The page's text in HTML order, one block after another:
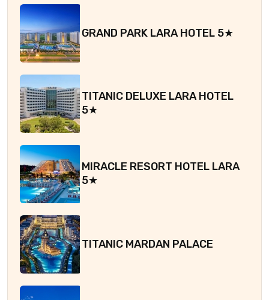
GRAND PARK LARA HOTEL 5★
TITANIC DELUXE LARA HOTEL
5★
MIRACLE RESORT HOTEL LARA
5★
TITANIC MARDAN PALACE